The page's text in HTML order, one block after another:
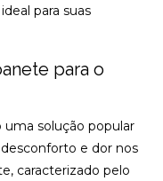
para suas
para o
solução popular
e dor nos
caracterizado pelo
NATURAL
ALÍVIO EFICAZ
plantar
para pé chato